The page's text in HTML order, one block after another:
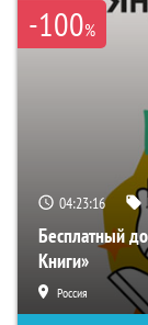
-100%
04:23:15
Бесплатный
Книги»
Россия